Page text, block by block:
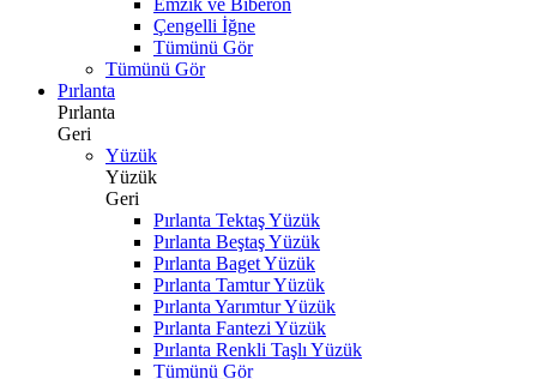
Emzik ve Biberon
Çengelli İğne
Tümünü Gör
Tümünü Gör
Pırlanta
Pırlanta
Geri
Yüzük
Yüzük
Geri
Pırlanta Tektaş Yüzük
Pırlanta Beştaş Yüzük
Pırlanta Baget Yüzük
Pırlanta Tamtur Yüzük
Pırlanta Yarımtur Yüzük
Pırlanta Fantezi Yüzük
Pırlanta Renkli Taşlı Yüzük
Tümünü Gör